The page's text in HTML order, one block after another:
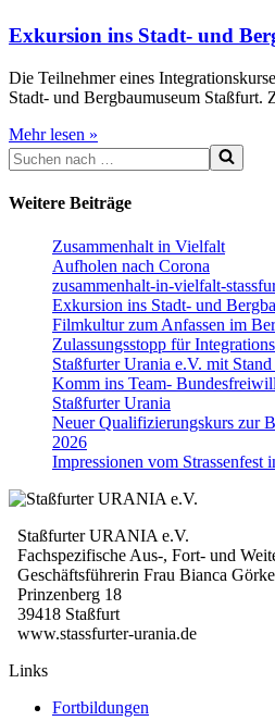
stassfurt
Exkursion ins Stadt- und
Die Teilnehmer eines
Stadt- und Bergbaumuseum
Mehr lesen »
ins
Stadt-
Bergbaumuseum
Suchen
nach …
Weitere Beiträge
Zusammenhalt in Vielfalt
Aufholen nach Corona
zusammenhalt-in-vielfalt-
Exkursion ins Stadt- und
Filmkultur zum Anfassen im
Zulassungsstopp für
Staßfurter Urania e.V. mit
Komm ins Team-
Staßfurter Urania
Neuer Qualifizierungskurs zur
2026
Impressionen vom Strassenfest
Staßfurter URANIA e.V.
Fachspezifische Aus-, Fort- und
Geschäftsführerin Frau Bianca Görke
Prinzenberg 18
39418 Staßfurt
www.stassfurter-urania.de
Links
Fortbildungen